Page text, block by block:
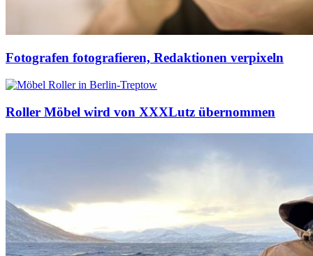
Fotografen fotografieren, Redaktionen verpixeln
Roller Möbel wird von XXXLutz übernommen